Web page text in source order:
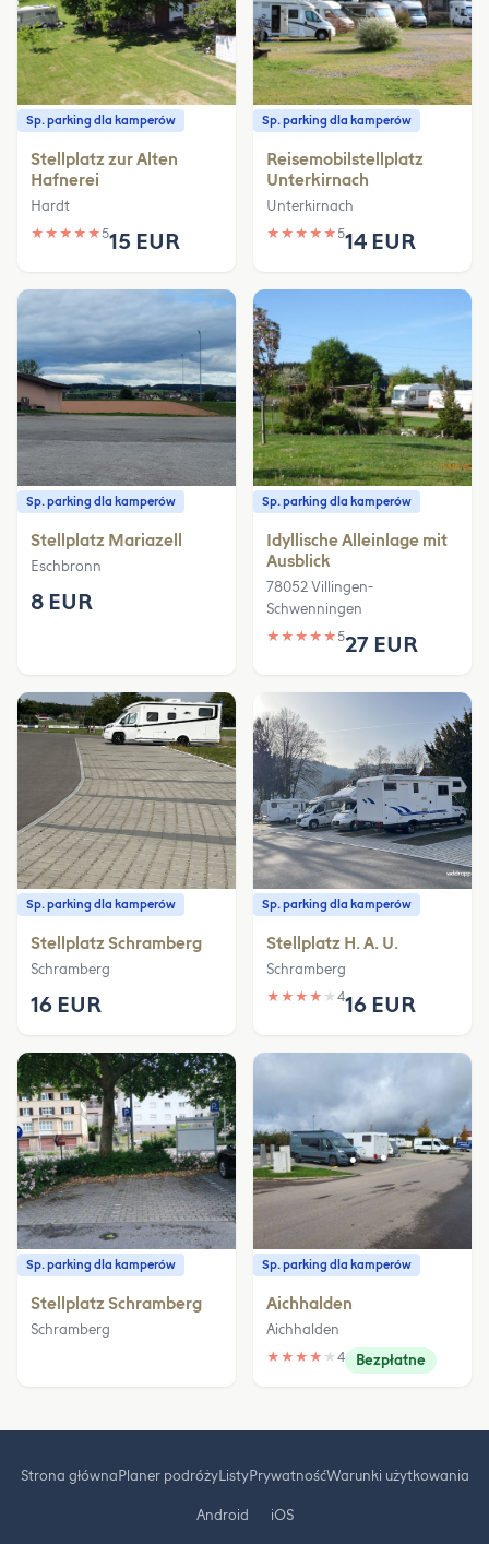
Sp. parking dla kamperów
Stellplatz zur Alten
Hafnerei
Hardt
★ ★ ★ ★ ★515 EUR
Sp. parking dla kamperów
Reisemobilstellplatz
Unterkirnach
Unterkirnach
★ ★ ★ ★ ★514 EUR
Sp. parking dla kamperów
Stellplatz Mariazell
Eschbronn
8 EUR
Sp. parking dla kamperów
Idyllische Alleinlage mit
Ausblick
78052 Villingen-
Schwenningen
★ ★ ★ ★ ★527 EUR
Sp. parking dla kamperów
Stellplatz Schramberg
Schramberg
16 EUR
Sp. parking dla kamperów
Stellplatz H. A. U.
Schramberg
★ ★ ★ ★ ★ 416 EUR
Sp. parking dla kamperów
Stellplatz Schramberg
Schramberg
Sp. parking dla kamperów
Aichhalden
Aichhalden
★ ★ ★ ★ ★ 4 Bezpłatne
Strona główna Planer podróżyListyPrywatnośćWarunki użytkowania
Android iOS